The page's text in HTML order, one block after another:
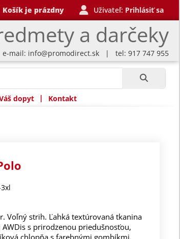
a darčeky
Košík je prázdny Uživateľ: Prihlásiť sa
mail: info@promodirect.sk | tel: 917 747 955
dopyt | Kontakt
Voľný strih. Ľahká textúrovaná tkanina
s prirodzenou priedušnosťou,
chlopňa s farebnými gombíkmi.